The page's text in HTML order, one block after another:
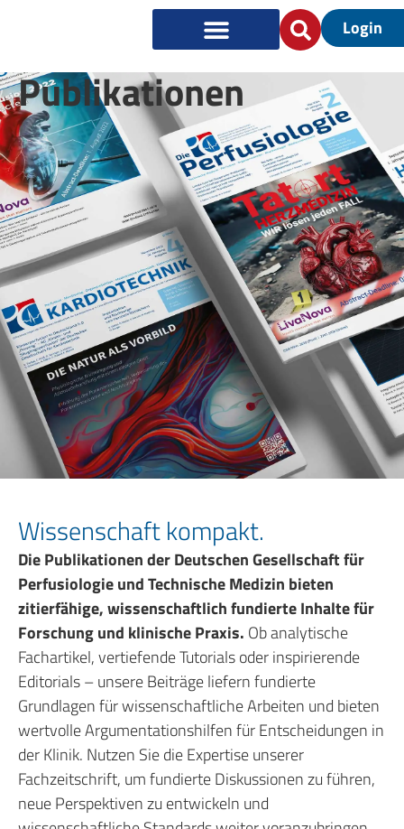
Login
Publikationen
Wissenschaft kompakt.
Die Publikationen der Deutschen Gesellschaft für
Perfusiologie und Technische Medizin bieten
zitierfähige, wissenschaftlich fundierte Inhalte für
Forschung und klinische Praxis. Ob analytische
Fachartikel, vertiefende Tutorials oder inspirierende
Editorials – unsere Beiträge liefern fundierte
Grundlagen für wissenschaftliche Arbeiten und bieten
wertvolle Argumentationshilfen für Entscheidungen in
der Klinik. Nutzen Sie die Expertise unserer
Fachzeitschrift, um fundierte Diskussionen zu führen,
neue Perspektiven zu entwickeln und